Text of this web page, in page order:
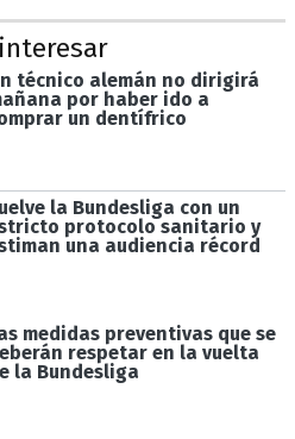
técnico alemán no dirigirá
por haber ido a
un dentífrico
la Bundesliga con un
protocolo sanitario y
una audiencia récord
medidas preventivas que se
respetar en la vuelta
la Bundesliga